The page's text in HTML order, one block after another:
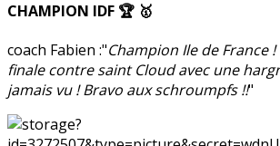
CHAMPION IDF 🏆 🥇
coach Fabien :"Champion Ile de France
finale contre saint Cloud avec une
jamais vu ! Bravo aux schroumpfs !!"